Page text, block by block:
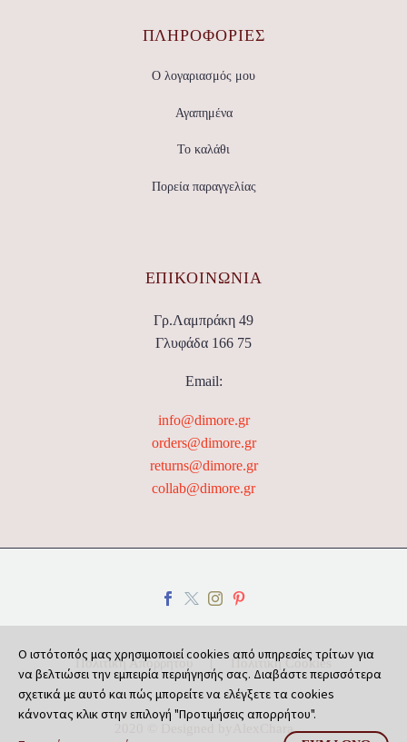
ΠΛΗΡΟΦΟΡΙΕΣ
Ο λογαριασμός μου
Αγαπημένα
Το καλάθι
Πορεία παραγγελίας
ΕΠΙΚΟΙΝΩΝΊΑ
Γρ.Λαμπράκη 49
Γλυφάδα 166 75
Email:
info@dimore.gr
orders@dimore.gr
returns@dimore.gr
collab@dimore.gr
Πολιτική Απορρήτου Πολιτική Cookies
AlexChara
Ο ιστότοπός μας χρησιμοποιεί cookies από υπηρεσίες τρίτων για
να βελτιώσει την εμπειρία περιήγησής σας. Διαβάστε περισσότερα
σχετικά με αυτό και πώς μπορείτε να ελέγξετε τα cookies
κάνοντας κλικ στην επιλογή "Προτιμήσεις απορρήτου".